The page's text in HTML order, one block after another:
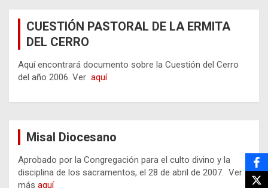
CUESTIÓN PASTORAL DE LA ERMITA
DEL CERRO
Aquí encontrará documento sobre la Cuestión del Cerro
del año 2006. Ver aquí
Misal Diocesano
Aprobado por la Congregación para el culto divino y la
disciplina de los sacramentos, el 28 de abril de 2007. Ver
más aquí